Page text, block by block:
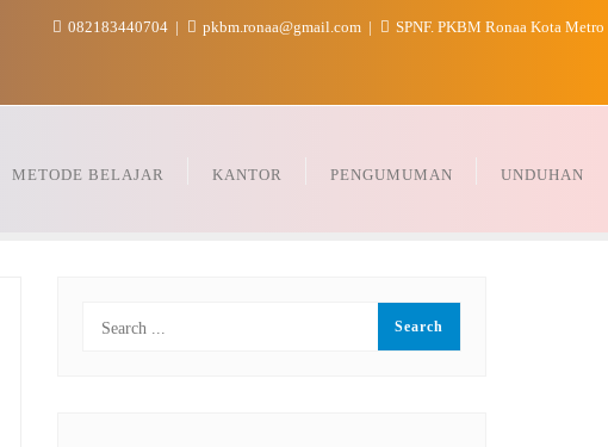
082183440704 pkbm.ronaa@gmail.com SPNF. PKBM Ronaa Kota Metro
METODE BELAJAR KANTOR PENGUMUMAN UNDUHAN